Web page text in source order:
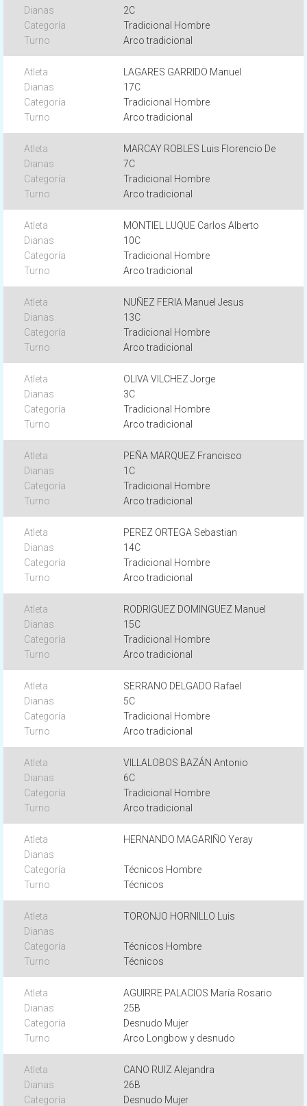
2C
Tradicional Hombre
Arco tradicional
LAGARES GARRIDO Manuel
17C
Tradicional Hombre
Arco tradicional
MARCAY ROBLES Luis Florencio De
7C
Tradicional Hombre
Arco tradicional
MONTIEL LUQUE Carlos Alberto
10C
Tradicional Hombre
Arco tradicional
NUÑEZ FERIA Manuel Jesus
13C
Tradicional Hombre
Arco tradicional
OLIVA VILCHEZ Jorge
3C
Tradicional Hombre
Arco tradicional
PEÑA MARQUEZ Francisco
1C
Tradicional Hombre
Arco tradicional
PEREZ ORTEGA Sebastian
14C
Tradicional Hombre
Arco tradicional
RODRIGUEZ DOMINGUEZ Manuel
15C
Tradicional Hombre
Arco tradicional
SERRANO DELGADO Rafael
5C
Tradicional Hombre
Arco tradicional
VILLALOBOS BAZÁN Antonio
6C
Tradicional Hombre
Arco tradicional
HERNANDO MAGARIÑO Yeray
Técnicos Hombre
Técnicos
TORONJO HORNILLO Luis
Técnicos Hombre
Técnicos
AGUIRRE PALACIOS María Rosario
25B
Desnudo Mujer
Arco Longbow y desnudo
CANO RUIZ Alejandra
26B
Desnudo Mujer